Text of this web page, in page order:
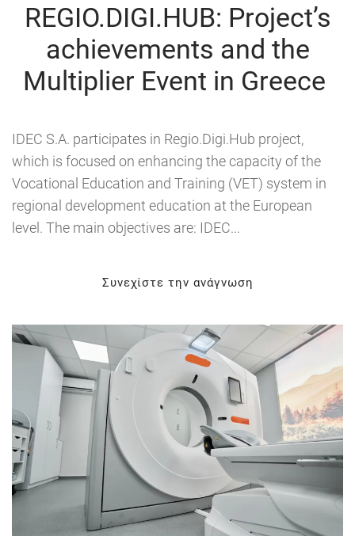
REGIO.DIGI.HUB: Project’s
achievements and the
Multiplier Event in Greece
IDEC S.A. participates in Regio.Digi.Hub project,
which is focused on enhancing the capacity of the
Vocational Education and Training (VET) system in
regional development education at the European
level. The main objectives are: IDEC...
Συνεχίστε την ανάγνωση